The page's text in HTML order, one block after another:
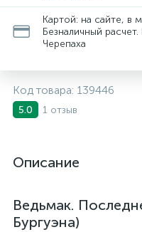
Картой: на сайте, в
Безналичный
Черепаха
Код товара: 139446
5.0 1 отзыв
Описание
Ведьмак.
Бургуэна)